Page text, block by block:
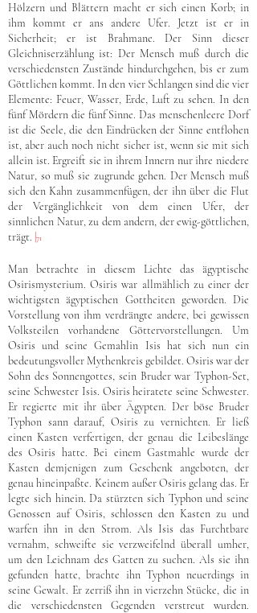
Hölzern und Blättern macht er sich einen Korb; in
ihm kommt er ans andere Ufer. Jetzt ist er in
Sicherheit; er ist Brahmane. Der Sinn dieser
Gleichniserzählung ist: Der Mensch muß durch die
verschiedensten Zustände hindurchgehen, bis er zum
Göttlichen kommt. In den vier Schlangen sind die vier
Elemente: Feuer, Wasser, Erde, Luft zu sehen. In den
fünf Mördern die fünf Sinne. Das menschenleere Dorf
ist die Seele, die den Eindrücken der Sinne entflohen
ist, aber auch noch nicht sicher ist, wenn sie mit sich
allein ist. Ergreift sie in ihrem Innern nur ihre niedere
Natur, so muß sie zugrunde gehen. Der Mensch muß
sich den Kahn zusammenfügen, der ihn über die Flut
der Vergänglichkeit von dem einen Ufer, der
sinnlichen Natur, zu dem andern, der ewig-göttlichen,
trägt. 71
Man betrachte in diesem Lichte das ägyptische
Osirismysterium. Osiris war allmählich zu einer der
wichtigsten ägyptischen Gottheiten geworden. Die
Vorstellung von ihm verdrängte andere, bei gewissen
Volksteilen vorhandene Göttervorstellungen. Um
Osiris und seine Gemahlin Isis hat sich nun ein
bedeutungsvoller Mythenkreis gebildet. Osiris war der
Sohn des Sonnengottes, sein Bruder war Typhon-Set,
seine Schwester Isis. Osiris heiratete seine Schwester.
Er regierte mit ihr über Ägypten. Der böse Bruder
Typhon sann darauf, Osiris zu vernichten. Er ließ
einen Kasten verfertigen, der genau die Leibeslänge
des Osiris hatte. Bei einem Gastmahle wurde der
Kasten demjenigen zum Geschenk angeboten, der
genau hineinpaßte. Keinem außer Osiris gelang das. Er
legte sich hinein. Da stürzten sich Typhon und seine
Genossen auf Osiris, schlossen den Kasten zu und
warfen ihn in den Strom. Als Isis das Furchtbare
vernahm, schweifte sie verzweifelnd überall umher,
um den Leichnam des Gatten zu suchen. Als sie ihn
gefunden hatte, brachte ihn Typhon neuerdings in
seine Gewalt. Er zerriß ihn in vierzehn Stücke, die in
die verschiedensten Gegenden verstreut wurden.